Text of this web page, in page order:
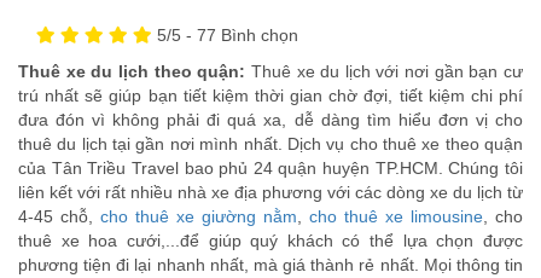
5/5 - 77 Bình chọn
Thuê xe du lịch theo quận: Thuê xe du lịch với nơi gần bạn cư
trú nhất sẽ giúp bạn tiết kiệm thời gian chờ đợi, tiết kiệm chi phí
đưa đón vì không phải đi quá xa, dễ dàng tìm hiểu đơn vị cho
thuê du lịch tại gần nơi mình nhất. Dịch vụ cho thuê xe theo quận
của Tân Triều Travel bao phủ 24 quận huyện TP.HCM. Chúng tôi
liên kết với rất nhiều nhà xe địa phương với các dòng xe du lịch từ
4-45 chỗ, cho thuê xe giường nằm cho thuê xe limousine , cho
thuê xe hoa cưới,...để giúp quý khách có thể lựa chọn được
phương tiện đi lại nhanh nhất, mà giá thành rẻ nhất. Mọi thông tin